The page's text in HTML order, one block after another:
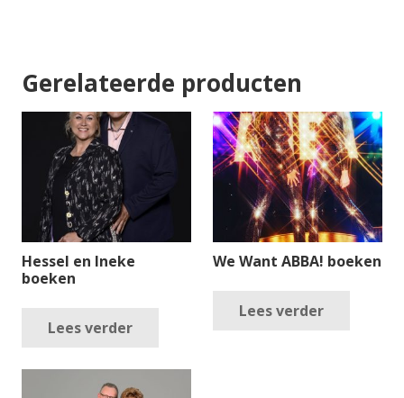
Gerelateerde producten
Hessel en Ineke
boeken
Lees verder
We Want ABBA! boeken
Lees verder